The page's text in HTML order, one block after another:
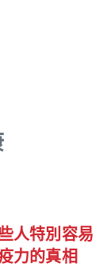
人特別容易
力的真相